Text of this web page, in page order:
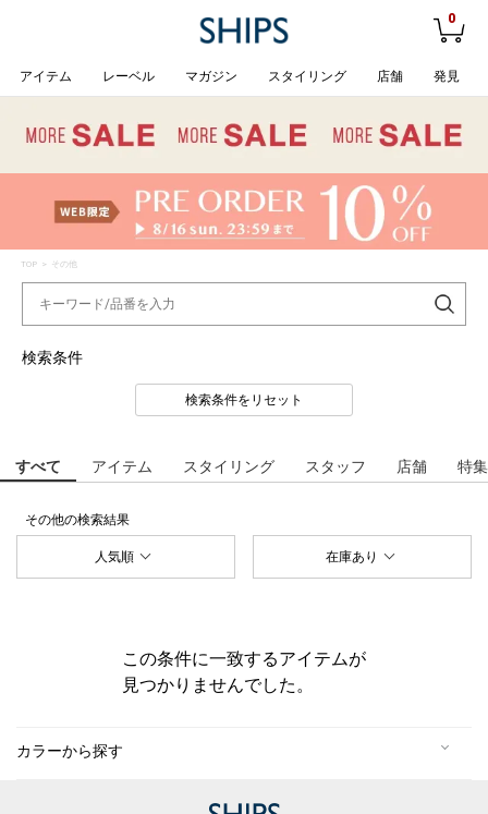
0
アイテム レーベル マガジン スタイリング 店舗 発見
TOP > その他
検索条件
検索条件をリセット
すべて アイテム スタイリング スタッフ 店舗 特集
その他の検索結果
人気順 在庫あり
この条件に一致するアイテムが
見つかりませんでした。
カラーから探す